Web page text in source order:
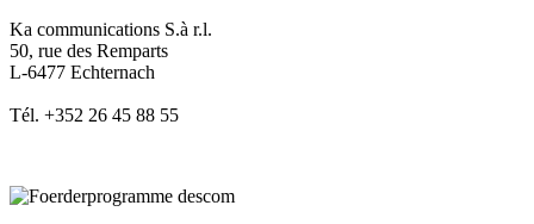
Ka communications S.à r.l.
50, rue des Remparts
L-6477 Echternach
Tél. +352 26 45 88 55